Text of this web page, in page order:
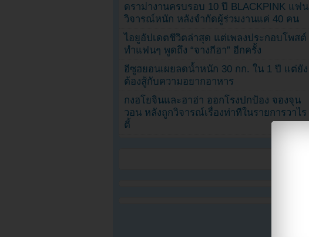
ดราม่างานครบรอบ 10 ปี BLACKPINK แฟน
วิจารณ์หนัก หลังจำกัดผู้ร่วมงานแค่ 40 คน
ไอยูอัปเดตชีวิตล่าสุด แต่เพลงประกอบโพสต์
ทำแฟนๆ พูดถึง “จางกีฮา” อีกครั้ง
อีซูฮยอนเผยลดน้ำหนัก 30 กก. ใน 1 ปี แต่ยัง
ต้องสู้กับความอยากอาหาร
กงฮโยจินและฮาฮ่า ออกโรงปกป้อง จองจุน
วอน หลังถูกวิจารณ์เรื่องท่าทีในรายการวาไร
ตี้